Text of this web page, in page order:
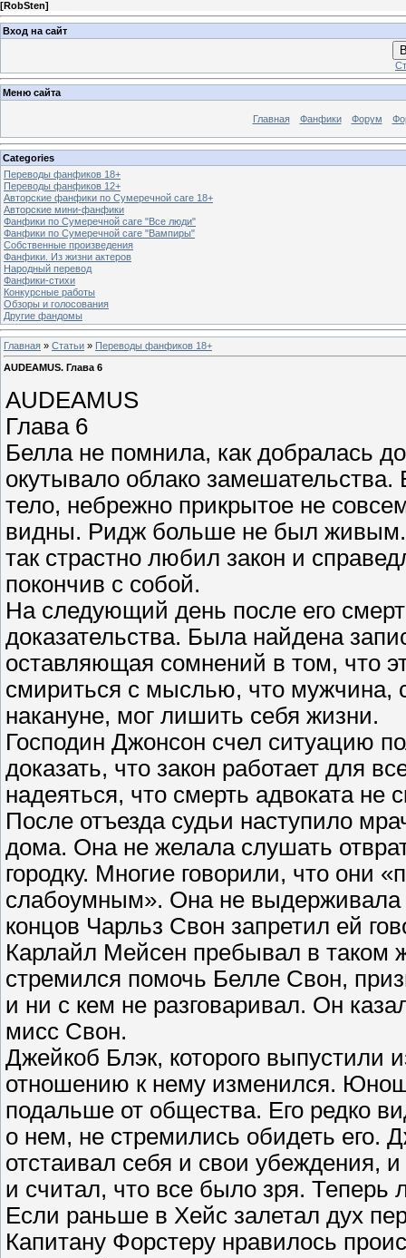
[RobSten]
Вход на сайт
Меню сайта
Главная Фанфики Форум
Categories
Переводы фанфиков 18+
Переводы фанфиков 12+
Авторские фанфики по Сумеречной саге 18+
Авторские мини-фанфики
Фанфики по Сумеречной саге "Все люди"
Фанфики по Сумеречной саге "Вампиры"
Собственные произведения
Фанфики. Из жизни актеров
Народный перевод
Фанфики-стихи
Конкурсные работы
Обзоры и голосования
Другие фандомы
Главная » Статьи » Переводы фанфиков 18+
AUDEAMUS. Глава 6
AUDEAMUS
Глава 6
Белла не помнила, как добралась
окутывало облако замешательства.
тело, небрежно прикрытое не
видны. Ридж больше не был
так страстно любил закон и
покончив с собой.
На следующий день после его
доказательства. Была найдена
оставляющая сомнений в том, что
смириться с мыслью, что мужчина,
накануне, мог лишить себя жизни.
Господин Джонсон счел ситуацию
доказать, что закон работает для
надеяться, что смерть адвоката не
После отъезда судьи наступило
дома. Она не желала слушать
городку. Многие говорили, что они
слабоумным». Она не выдерживала
концов Чарльз Свон запретил ей
Карлайл Мейсен пребывал в таком
стремился помочь Белле Свон,
и ни с кем не разговаривал. Он
мисс Свон.
Джейкоб Блэк, которого
отношению к нему изменился.
подальше от общества. Его редко
о нем, не стремились обидеть его.
отстаивал себя и свои убеждения,
и считал, что все было зря.
Если раньше в Хейс залетал дух
Капитану Форстеру нравилось